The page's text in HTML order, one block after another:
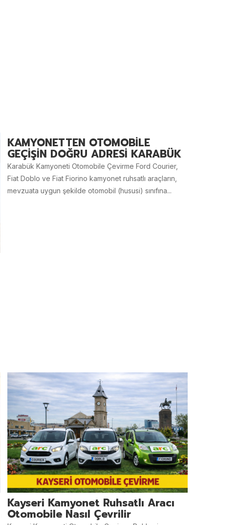
KAMYONETTEN OTOMOBİLE
GEÇİŞİN DOĞRU ADRESİ KARABÜK
Karabük Kamyoneti Otomobile Çevirme Ford Courier,
Fiat Doblo ve Fiat Fiorino kamyonet ruhsatlı araçların,
mevzuata uygun şekilde otomobil (hususi) sınıfına...
Kayseri Kamyonet Ruhsatlı Aracı
Otomobile Nasıl Çevrilir